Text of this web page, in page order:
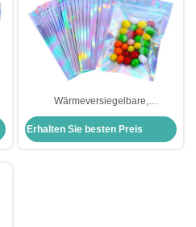
Wärmeversiegelbare,
wiederversiegelbare,
holographische Mylar-Taschen mit
wieder verschließbarem Ziplock
Erhalten Sie besten Preis